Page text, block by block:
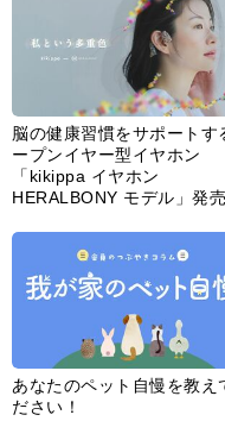
脳の健康習慣をサポートす
ープンイヤー型イヤホン
「kikippa イヤホン
HERALBONY モデル」発売
あなたのペット自慢を教え
ださい！